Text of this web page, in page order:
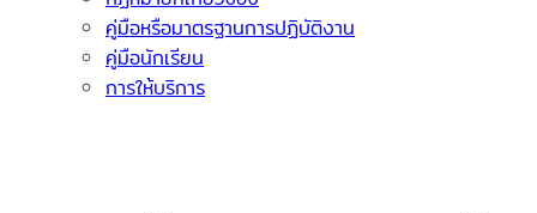
คู่มือหรือมาตรฐานการปฏิบัติงาน
คู่มือนักเรียน
การให้บริการ